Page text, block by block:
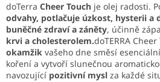
doTerra Cheer Touch je olej radosti.
odvahy, potlačuje úzkost, hysterii a
buněčné zdraví a záněty, účinně
krvi a cholesterolem.doTERRA Cheer
okamžik vašeho dne směsí
koření a vytvoří slunečnou
navozující pozitivní mysl za každé